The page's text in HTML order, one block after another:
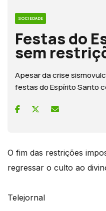
SOCIEDADE
Festas do
sem
Apesar da crise
festas do Espírito Santo
O fim das restrições
regressar o culto ao
Telejornal